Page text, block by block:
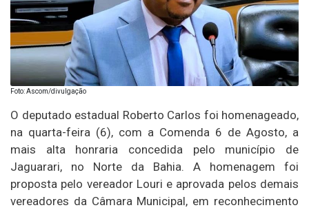
Foto: Ascom/divulgação
O deputado estadual Roberto Carlos foi homenageado,
na quarta-feira (6), com a Comenda 6 de Agosto, a
mais alta honraria concedida pelo município de
Jaguarari, no Norte da Bahia. A homenagem foi
proposta pelo vereador Louri e aprovada pelos demais
vereadores da Câmara Municipal, em reconhecimento